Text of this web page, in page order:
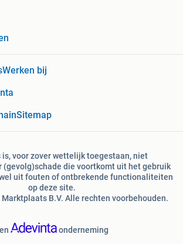
Werken bij
Sitemap
voor zover wettelijk toegestaan, niet
(gevolg)schade die voortkomt uit het gebruik
uit fouten of ontbrekende functionaliteiten
op deze site.
B.V. Alle rechten voorbehouden.
onderneming